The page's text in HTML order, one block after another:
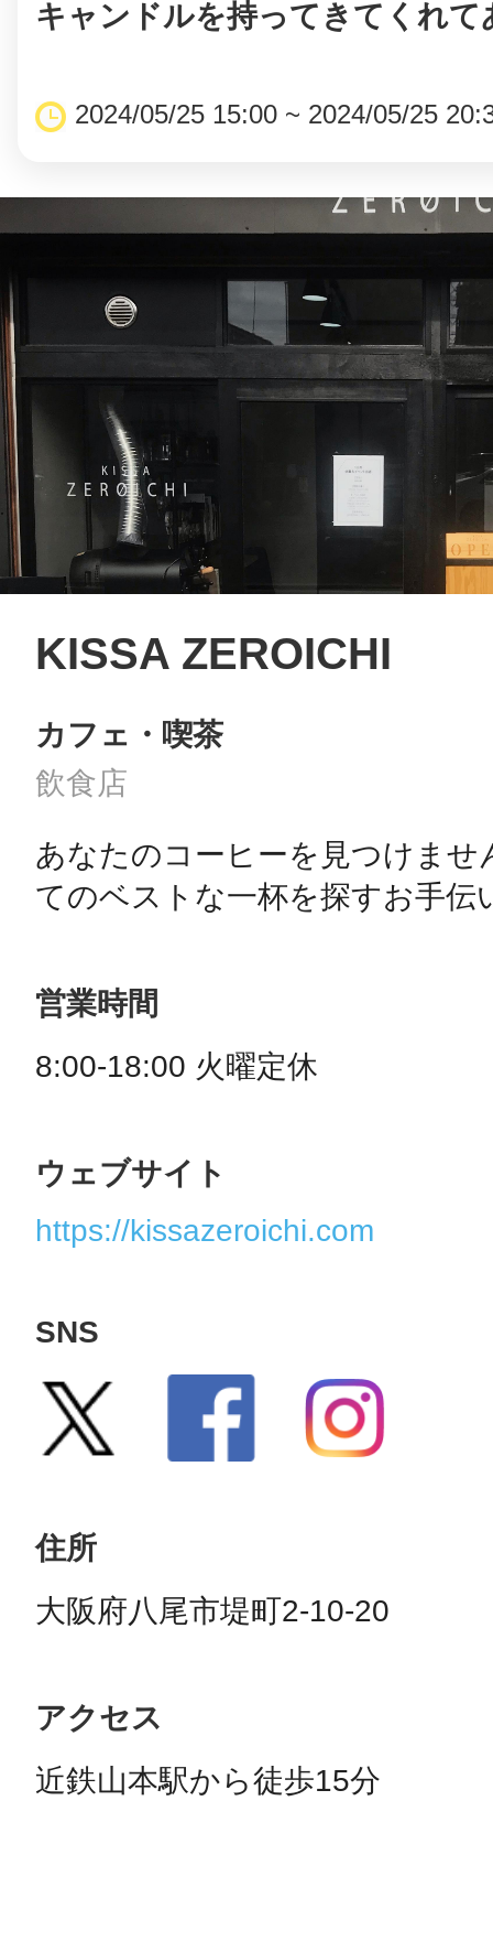
キャンドルを持ってきてくれて
2024/05/25 15:00 ~ 2024/05/25
KISSA ZEROICHI
カフェ・喫茶
飲食店
あなたのコーヒーを見つけませ
てのベストな一杯を探すお手伝
営業時間
8:00-18:00 火曜定休
ウェブサイト
https://kissazeroichi.com
SNS
住所
大阪府八尾市堤町2-10-20
アクセス
近鉄山本駅から徒歩15分